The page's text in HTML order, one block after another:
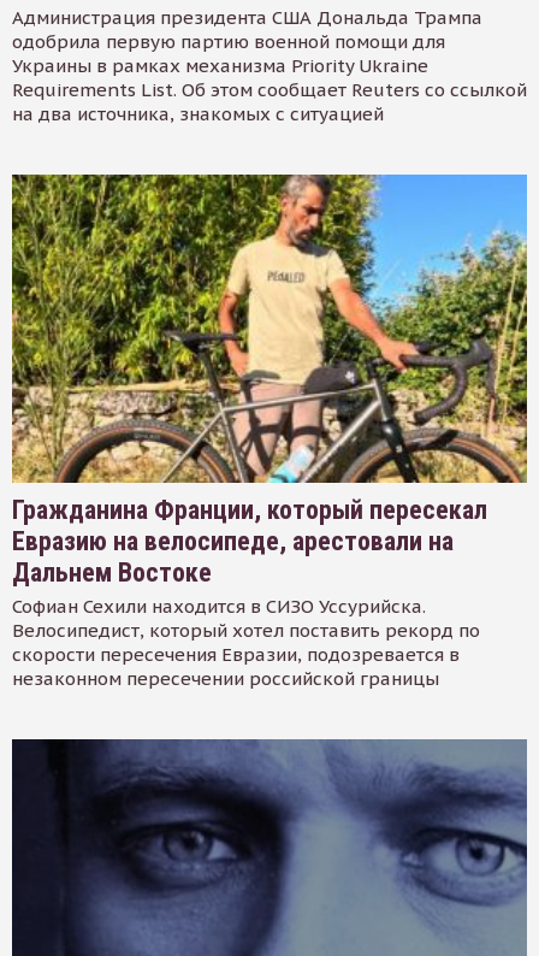
Администрация президента США Дональда Трампа
одобрила первую партию военной помощи для
Украины в рамках механизма Priority Ukraine
Requirements List. Об этом сообщает Reuters со ссылкой
на два источника, знакомых с ситуацией
Гражданина Франции, который пересекал
Евразию на велосипеде, арестовали на
Дальнем Востоке
Софиан Сехили находится в СИЗО Уссурийска.
Велосипедист, который хотел поставить рекорд по
скорости пересечения Евразии, подозревается в
незаконном пересечении российской границы